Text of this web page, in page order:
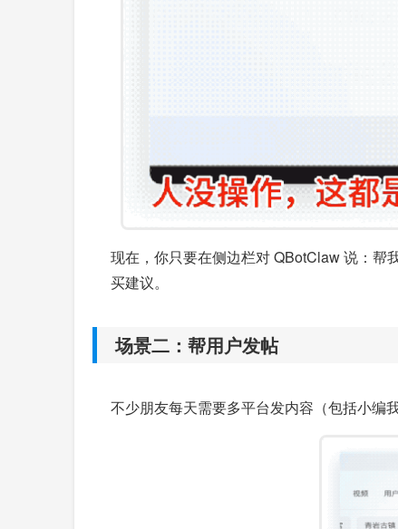
现在，你只要在侧边栏对 QBotClaw 说：帮
买建议。
场景二：帮用户发帖
不少朋友每天需要多平台发内容（包括小编